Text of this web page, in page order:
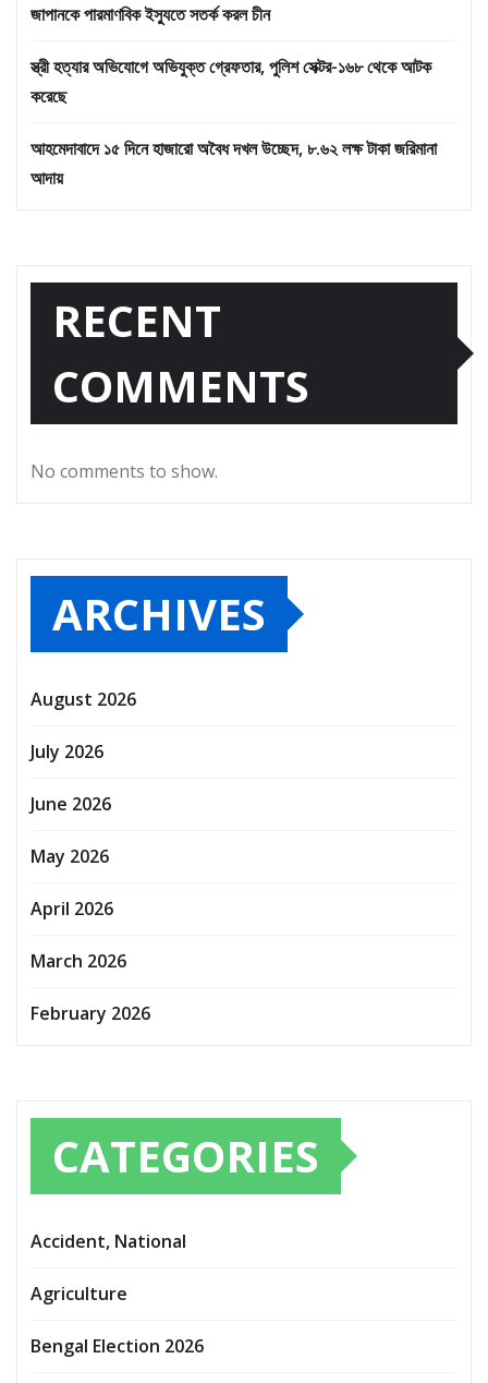
জাপানকে পারমাণবিক ইস্যুতে সতর্ক করল চীন
স্ত্রী হত্যার অভিযোগে অভিযুক্ত গ্রেফতার, পুলিশ সেক্টর-১৬৮ থেকে আটক
করেছে
আহমেদাবাদে ১৫ দিনে হাজারো অবৈধ দখল উচ্ছেদ, ৮.৬২ লক্ষ টাকা জরিমানা
আদায়
RECENT
COMMENTS
No comments to show.
ARCHIVES
August 2026
July 2026
June 2026
May 2026
April 2026
March 2026
February 2026
CATEGORIES
Accident, National
Agriculture
Bengal Election 2026